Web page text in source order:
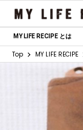
MY LIFE RECIPE とは
Top MY LIFE RECIPE